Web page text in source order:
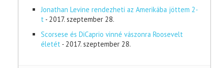
Jonathan Levine rendezheti az Amerikába jöttem 2-
t - 2017. szeptember 28.
Scorsese és DiCaprio vinné vászonra Roosevelt
életét - 2017. szeptember 28.